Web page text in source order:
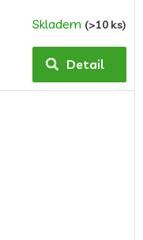
Skladem (>10 ks)
Detail